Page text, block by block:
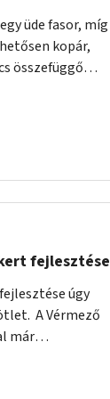
üde fasor, míg
kopár,
összefüggő
ültetésére
fejlesztése
úgy
A Vérmező
már